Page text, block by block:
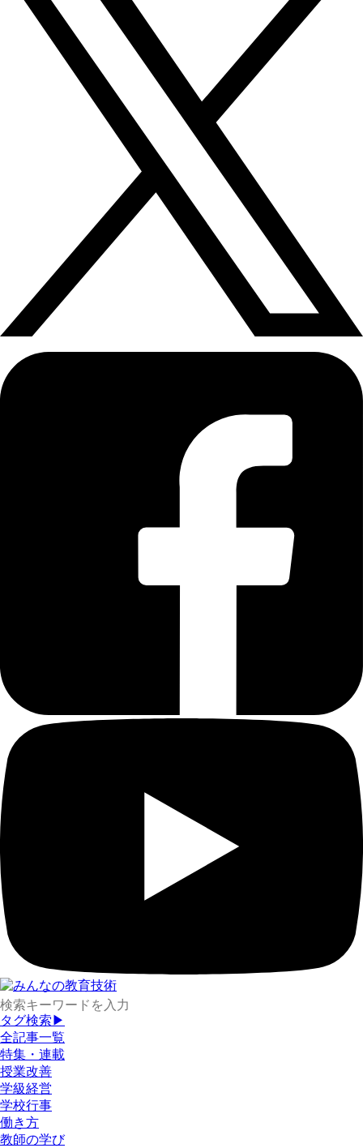
タグ検索▶
全記事一覧
特集・連載
授業改善
学級経営
学校行事
働き方
教師の学び